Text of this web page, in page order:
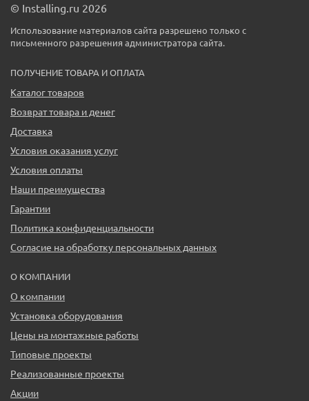
© Installing.ru 2026
Использование материалов сайта разрешено только с
письменного разрешения администратора сайта.
ПОЛУЧЕНИЕ ТОВАРА И ОПЛАТА
Каталог товаров
Возврат товара и денег
Доставка
Условия оказания услуг
Условия оплаты
Наши преимущества
Гарантии
Политика конфиденциальности
Согласие на обработку персональных данных
О КОМПАНИИ
О компании
Установка оборудования
Цены на монтажные работы
Типовые проекты
Реализованные проекты
Акции